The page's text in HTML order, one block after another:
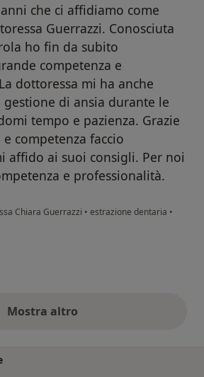
che ci affidiamo come
Guerrazzi. Conosciuta
ho fin da subito
competenza e
dottoressa mi ha anche
di ansia durante le
tempo e pazienza. Grazie
competenza faccio
affido ai suoi consigli. Per noi
e professionalità.
Chiara Guerrazzi • estrazione dentaria •
Caterina C
Mostra altroopinioni di cui sopra